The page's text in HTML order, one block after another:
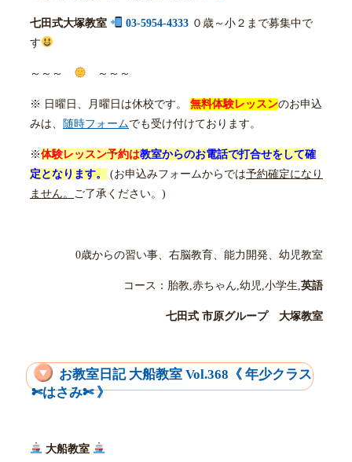
七田式大塚教室 03-5954-4333０歳～小２まで募集中で
す
～～～ ～～～
※ 日曜日、月曜日は休校です。 無料体験レッスンのお申込
みは、
随時フォームでも受け付けております。
※体験レッスン予約は教室からのお電話で打合せをして確
定となります。
(お申込みフォームからでは予約確定になり
ません。 ご了承ください。)
0歳からの習い事、右脳教育、能力開発、幼児教室
コース：胎教,赤ちゃん,幼児,小学生,英語
七田式 市原グループ 大塚教室
お教室日記 大船教室 Vol.368《 年少クラス
✄はさみ✄ 》
大船教室